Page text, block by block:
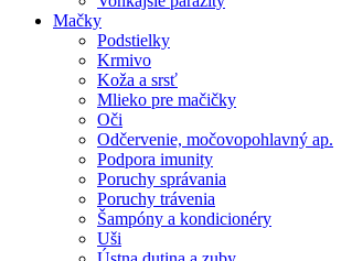
Mačky
Podstielky
Krmivo
Koža a srsť
Mlieko pre mačičky
Oči
Odčervenie, močovopohlavný ap.
Podpora imunity
Poruchy správania
Poruchy trávenia
Šampóny a kondicionéry
Uši